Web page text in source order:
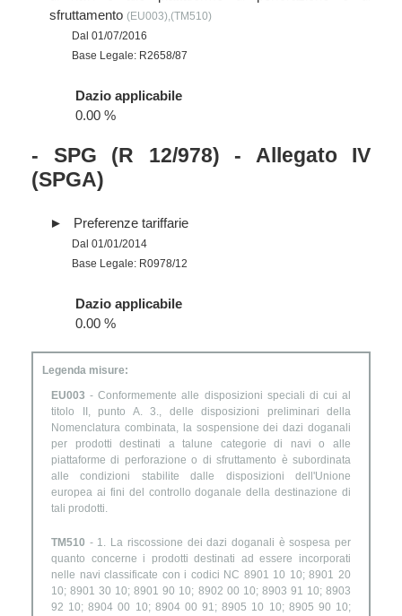
sfruttamento (EU003),(TM510)
Dal 01/07/2016
Base Legale: R2658/87
Dazio applicabile
0.00 %
- SPG (R 12/978) - Allegato IV
(SPGA)
Preferenze tariffarie
Dal 01/01/2014
Base Legale: R0978/12
Dazio applicabile
0.00 %
Legenda misure:
EU003 - Conformemente alle disposizioni speciali di cui al
titolo II, punto A. 3., delle disposizioni preliminari della
Nomenclatura combinata, la sospensione dei dazi doganali
per prodotti destinati a talune categorie di navi o alle
piattaforme di perforazione o di sfruttamento è subordinata
alle condizioni stabilite dalle disposizioni dell'Unione
europea ai fini del controllo doganale della destinazione di
tali prodotti.
TM510 - 1. La riscossione dei dazi doganali è sospesa per
quanto concerne i prodotti destinati ad essere incorporati
nelle navi classificate con i codici NC 8901 10 10; 8901 20
10; 8901 30 10; 8901 90 10; 8902 00 10; 8903 91 10; 8903
92 10; 8904 00 10; 8904 00 91; 8905 10 10; 8905 90 10;